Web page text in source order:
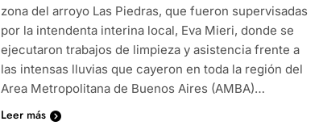
zona del arroyo Las Piedras, que fueron supervisadas
por la intendenta interina local, Eva Mieri, donde se
ejecutaron trabajos de limpieza y asistencia frente a
las intensas lluvias que cayeron en toda la región del
Area Metropolitana de Buenos Aires (AMBA)…
Leer más